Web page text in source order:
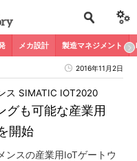
メカ設計 製造マネジメント
2016年11月2日
も可能な産業用
開始
ス SIMATIC IOT2020
ンスの産業用IoTゲートウ